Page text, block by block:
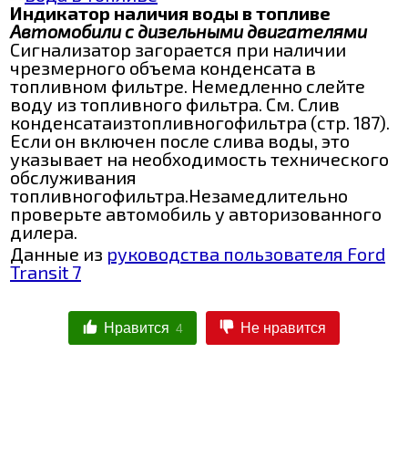
Индикатор наличия воды в топливе
Автомобили с дизельными двигателями
Сигнализатор загорается при наличии
чрезмерного объема конденсата в
топливном фильтре. Немедленно слейте
воду из топливного фильтра. См. Слив
конденсатаизтопливногофильтра (стр. 187).
Если он включен после слива воды, это
указывает на необходимость технического
обслуживания
топливногофильтра.Незамедлительно
проверьте автомобиль у авторизованного
дилера.
Данные из руководства пользователя Ford
Transit 7
Нравится 4 Не нравится